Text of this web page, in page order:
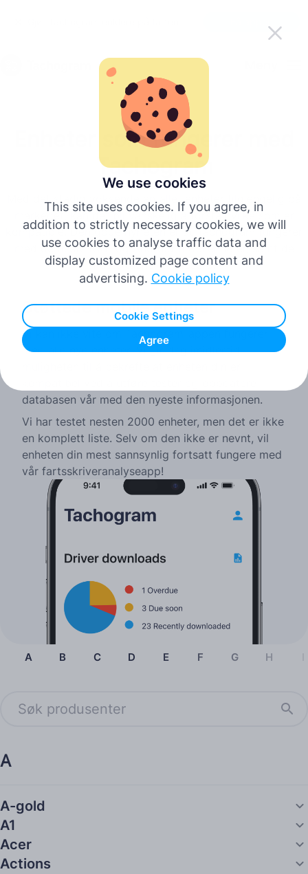
We use cookies
This site uses cookies. If you agree, in
addition to strictly necessary cookies, we will
use cookies to analyse traffic data and
display customized page content and
advertising. Cookie policy
Cookie Settings
Agree
Français
Italiano
Enheter som fungerer med
Tachogram
Med det stadig voksende antallet enheter tilgjengelig på
markedet, kan det bli vanskelig å forstå hvilke som er
kompatible. Den gode nyheten er at Tachogram fungerer
med de fleste iOS- og Android-mobilenheter, samt de
fleste tacho-kortlesere!
Støttede mobile enheter
Vi kan ikke vite om Tachogram-appen fungerer
med alle nye enheter. Vi gir deg imidlertid
databasen vår med den nyeste informasjonen.
Vi har testet nesten 2000 enheter, men det er ikke
en komplett liste. Selv om den ikke er nevnt, vil
enheten din mest sannsynlig fortsatt fungere med
vår fartsskriveranalyseapp!
A B C D E F G H
A
A-gold
A1
Acer
Actions